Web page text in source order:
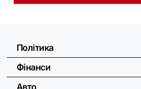
Політика
Фінанси
Авто